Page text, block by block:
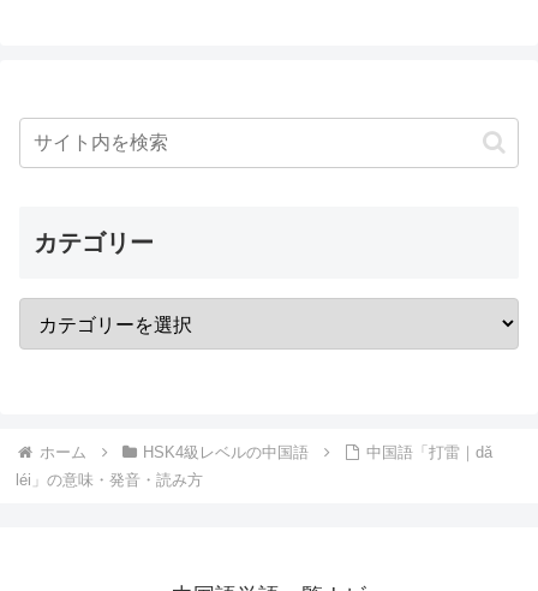
カテゴリー
ホーム HSK4級レベルの中国語
中国語「打雷｜dǎ
léi」の意味・発音・読み方